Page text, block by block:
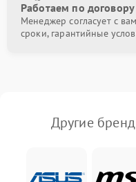
Работаем по договору
Менеджер согласует с
сроки, гарантийные
Другие